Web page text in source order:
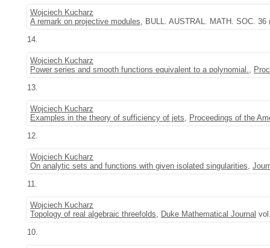
Wojciech Kucharz
A remark on projective modules, BULL. AUSTRAL. MATH. SOC. 36
14.
Wojciech Kucharz
Power series and smooth functions equivalent to a polynomial.,
13.
Wojciech Kucharz
Examples in the theory of sufficiency of jets, Proceedings of the
12.
Wojciech Kucharz
On analytic sets and functions with given isolated singularities,
11.
Wojciech Kucharz
Topology of real algebraic threefolds, Duke Mathematical Journal
10.